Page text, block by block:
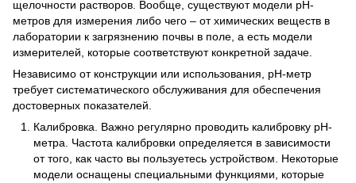
щелочности растворов. Вообще, существуют модели рН-
метров для измерения либо чего – от химических веществ в
лаборатории к загрязнению почвы в поле, а есть модели
измерителей, которые соответствуют конкретной задаче.
Независимо от конструкции или использования, рН-метр
требует систематического обслуживания для обеспечения
достоверных показателей.
Калибровка. Важно регулярно проводить калибровку рН-
метра. Частота калибровки определяется в зависимости
от того, как часто вы пользуетесь устройством. Некоторые
модели оснащены специальными функциями, которые